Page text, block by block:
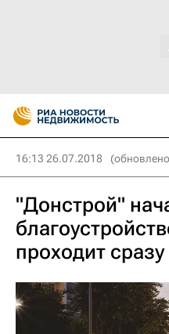
16:13 26.07.2018
"Донстрой"
проходит